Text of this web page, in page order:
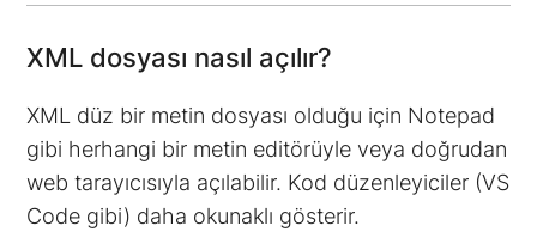
XML dosyası nasıl açılır?
XML düz bir metin dosyası olduğu için Notepad
gibi herhangi bir metin editörüyle veya doğrudan
web tarayıcısıyla açılabilir. Kod düzenleyiciler (VS
Code gibi) daha okunaklı gösterir.